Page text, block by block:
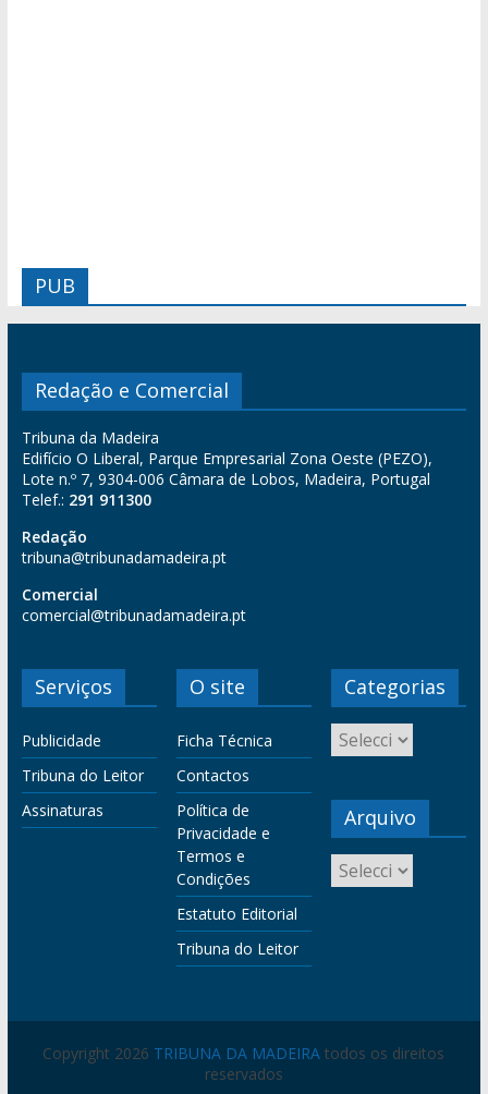
PUB
Redação e Comercial
Tribuna da Madeira
Edifício O Liberal, Parque Empresarial Zona Oeste (PEZO),
Lote n.º 7, 9304-006 Câmara de Lobos, Madeira, Portugal
Telef.: 291 911300
Redação
tribuna@tribunadamadeira.pt
Comercial
comercial@tribunadamadeira.pt
Serviços
Publicidade
Tribuna do Leitor
Assinaturas
O site
Ficha Técnica
Contactos
Política de
Privacidade e
Termos e
Condições
Estatuto Editorial
Tribuna do Leitor
Categorias
Arquivo
Copyright 2026 TRIBUNA DA MADEIRA todos os direitos
reservados